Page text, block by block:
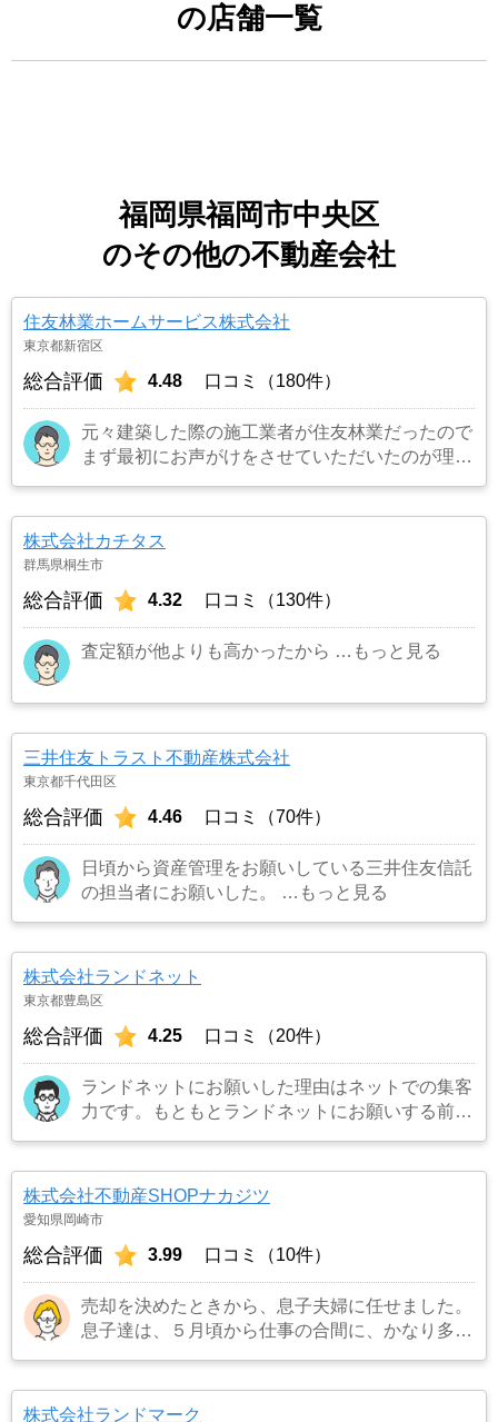
の店舗一覧
福岡県福岡市中央区
のその他の不動産会社
住友林業ホームサービス株式会社
東京都新宿区
総合評価 4.48 口コミ（180件）
元々建築した際の施工業者が住友林業だったので
まず最初にお声がけをさせていただいたのが理由
株式会社カチタス
群馬県桐生市
総合評価 4.32 口コミ（130件）
査定額が他よりも高かったから …もっと見る
三井住友トラスト不動産株式会社
東京都千代田区
総合評価 4.46 口コミ（70件）
日頃から資産管理をお願いしている三井住友信託
の担当者にお願いした。
…もっと見る
株式会社ランドネット
東京都豊島区
総合評価 4.25 口コミ（20件）
ランドネットにお願いした理由はネットでの集客
力です。もともとランドネットにお願いする前は
場がないことで地元の不動産屋では取り扱っても
らえませんでした。そこでそれまでに取引があ
した。 …もっと見る
株式会社不動産SHOPナカジツ
愛知県岡崎市
総合評価 3.99 口コミ（10件）
売却を決めたときから、息子夫婦に任せました。
息子達は、５月頃から仕事の合間に、かなり多く
も考えて、こちらの立場に立って考えてくれる
株式会社ランドマーク